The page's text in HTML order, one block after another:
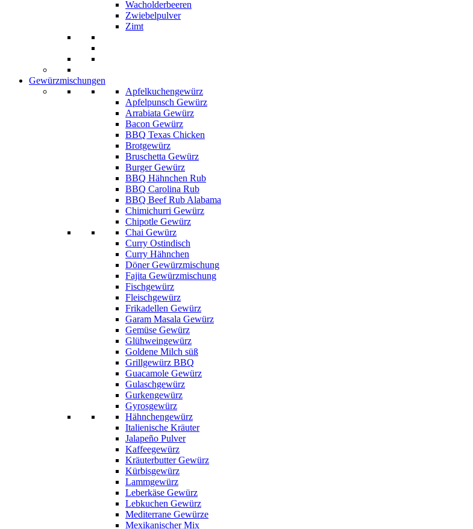
Wacholderbeeren
Zwiebelpulver
Zimt
Gewürzmischungen
Apfelkuchengewürz
Apfelpunsch Gewürz
Arrabiata Gewürz
Bacon Gewürz
BBQ Texas Chicken
Brotgewürz
Bruschetta Gewürz
Burger Gewürz
BBQ Hähnchen Rub
BBQ Carolina Rub
BBQ Beef Rub Alabama
Chimichurri Gewürz
Chipotle Gewürz
Chai Gewürz
Curry Ostindisch
Curry Hähnchen
Döner Gewürzmischung
Fajita Gewürzmischung
Fischgewürz
Fleischgewürz
Frikadellen Gewürz
Garam Masala Gewürz
Gemüse Gewürz
Glühweingewürz
Goldene Milch süß
Grillgewürz BBQ
Guacamole Gewürz
Gulaschgewürz
Gurkengewürz
Gyrosgewürz
Hähnchengewürz
Italienische Kräuter
Jalapeño Pulver
Kaffeegewürz
Kräuterbutter Gewürz
Kürbisgewürz
Lammgewürz
Leberkäse Gewürz
Lebkuchen Gewürz
Mediterrane Gewürze
Mexikanischer Mix